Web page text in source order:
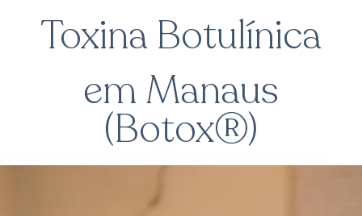
Toxina Botulínica
em Manaus
(Botox®)